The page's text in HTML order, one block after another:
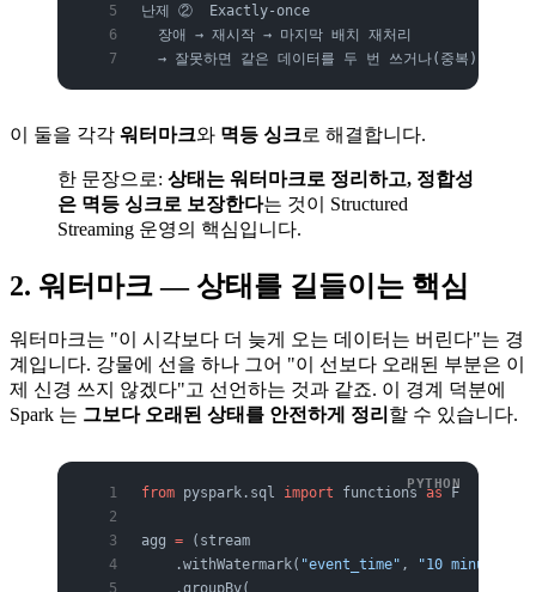
난제 ②  Exactly-once
  장애 → 재시작 → 마지막 배치 재처리
→ 잘못하면 같은 데이터를 두 번 쓰거나(중복) 빠뜨림
이 둘을 각각 워터마크와 멱등 싱크로 해결합니다.
한 문장으로: 상태는 워터마크로 정리하고, 정합성
은 멱등 싱크로 보장한다는 것이 Structured
Streaming 운영의 핵심입니다.
2. 워터마크 — 상태를 길들이는 핵심
워터마크는 "이 시각보다 더 늦게 오는 데이터는 버린다"는 경
계입니다. 강물에 선을 하나 그어 "이 선보다 오래된 부분은 이
제 신경 쓰지 않겠다"고 선언하는 것과 같죠. 이 경계 덕분에
Spark 는 그보다 오래된 상태를 안전하게 정리 할 수 있습니다.
from pyspark.sql import functions as F
agg = (stream
    .withWatermark(
"event_time" , "10 minutes"